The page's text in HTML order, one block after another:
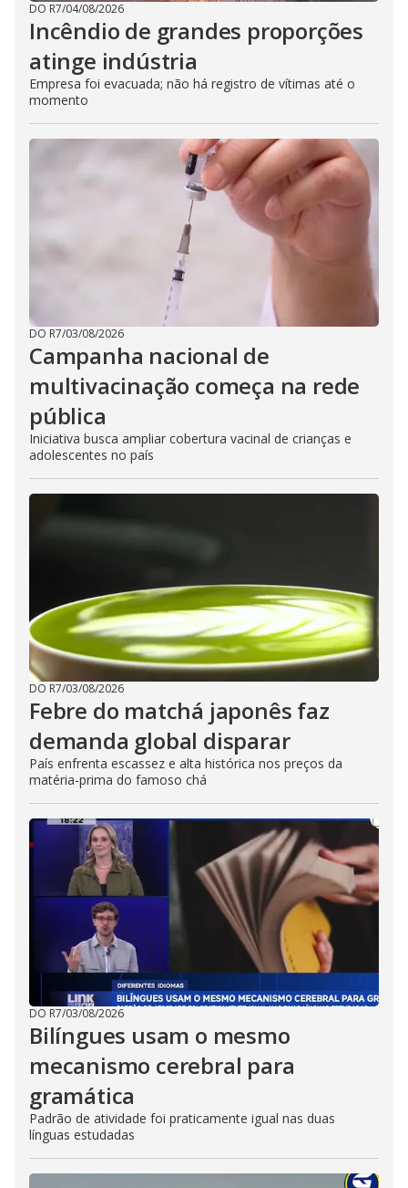
DO R7/04/08/2026
Incêndio de grandes proporções
atinge indústria
Empresa foi evacuada; não há registro de vítimas até o
momento
DO R7/03/08/2026
Campanha nacional de
multivacinação começa na rede
pública
Iniciativa busca ampliar cobertura vacinal de crianças e
adolescentes no país
DO R7/03/08/2026
Febre do matchá japonês faz
demanda global disparar
País enfrenta escassez e alta histórica nos preços da
matéria-prima do famoso chá
DO R7/03/08/2026
Bilíngues usam o mesmo
mecanismo cerebral para
gramática
Padrão de atividade foi praticamente igual nas duas
línguas estudadas